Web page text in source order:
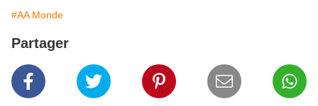
#AA Monde
Partager